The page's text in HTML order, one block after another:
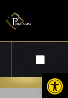
פתח סרגל נגישות